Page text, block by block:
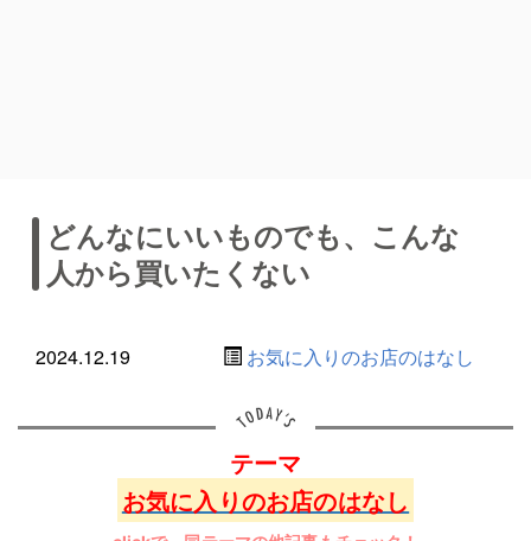
どんなにいいものでも、こんな
人から買いたくない
2024.12.19 お気に入りのお店のはなし
テーマ
お気に入りのお店のはなし